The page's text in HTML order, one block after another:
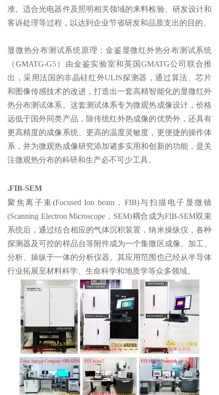
准。适合光电器件及照明相关领域的来料检验、研发设计和
客诉处理等过程，以达到企业节省研发和品质支出的目的。
显微热分布测试系统原理：金鉴显微红外热分布测试系统
（GMATG-G5）由金鉴实验室和英国GMATG公司联合推
出，采用法国的非晶硅红外ULIS探测器，通过算法、芯片
和图像传感技术的改进，打造出一套高精智能化的显微红外
热分布测试体系。这套测试体系专为微观热成像设计，价格
远低于国外同类产品，除传统红外热成像的优势外，还具有
更高精度的成像系统、更高的温度灵敏度，更便捷的操作体
系，并为微观热成像研究添加诸多实用和创新的功能，是关
注微观热分布的科研和生产必不可少工具。
.FIB-SEM
聚焦离子束(Focused Ion beam，FIB)与扫描电子显微镜
(Scanning Electron Microscope，SEM)耦合成为FIB-SEM双束
系统后，通过结合相应的气体沉积装置，纳米操纵仪，各种
探测器及可控的样品台等附件成为一个集微区成像、加工、
分析、操纵于一体的分析仪器。其应用范围也已经从半导体
行业拓展至材料科学、生命科学和地质学等众多领域。